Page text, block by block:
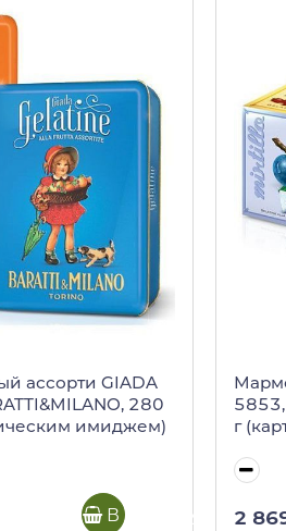
ассорти GIADA
280
имиджем)
В корзину
5853,
г
2